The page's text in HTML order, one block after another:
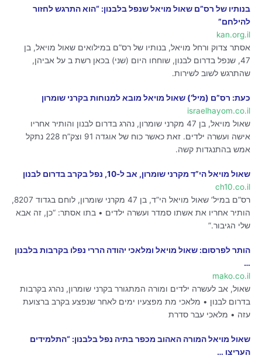
בנותיו של רס”ם שאול מויאל שנפל בלבנון: “הוא התרגש לחזור
להילחם”
kan.org.il
אסתר צדוק ורחל מויאל, בנותיו של רס”ם במילואים שאול מויאל, בן
47, שנפל בדרום לבנון, שוחחו היום (שני) בכאן רשת ב על אביהן,
שהתרגש לשוב לשירות.
כעת: רס”ם (מיל’) שאול מויאל מובא למנוחות בקרני שומרון
israelhayom.co.il
שאול מויאל, בן 47 מקרני שומרון, נהרג בדרום לבנון והותיר אחריו
אישה ועשרה ילדים. זאת כאשר כוח של אוגדה 91 וצק”ח 228 נתקל
אמש בהתנגדות קשה.
שאול מויאל הי”ד מקרני שומרון, אב ל-10, נפל בקרב בדרום לבנון
ch10.co.il
רס”ם במיל’ שאול מויאל הי”ד, בן 47 מקרני שומרון, לוחם בגדוד 8207,
הותיר אחריו את אשתו סמדר ועשרה ילדים • בתו אסתר: “כן, זה אבא
שלי הגיבור.”
הותר לפרסום: שאול מויאל ומלאכי יהודה הררי נפלו בקרבות בלבנון
…
mako.co.il
שאול, אב לעשרה ילדים ומורה המתגורר בקרני שומרון, נהרג בקרבות
בדרום לבנון • מלאכי מת מפצעיו ימים לאחר שנפצע בקרב ברצועת
עזה • מלאכי עבר סדרת
שאול מויאל המורה האהוב מכפר בתיה נפל בלבנון: “התלמידים
העריצו …